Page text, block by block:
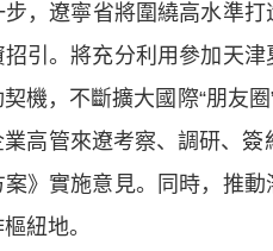
，遼寧省將圍繞高水準
引。將充分利用參加天
機，不斷擴大國際“朋友
高管來遼考察、調研、
案》實施意見。同時，推
紐地。